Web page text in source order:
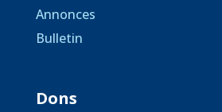
Annonces
Bulletin
Dons